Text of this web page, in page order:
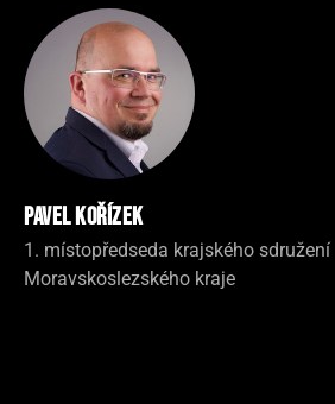
Pavel Kořízek
1. místopředseda krajského sdružení
Moravskoslezského kraje